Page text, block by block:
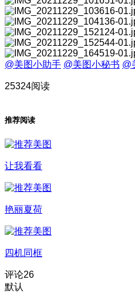
@美图小助手 @美图小秘书 @
25324阅读
推荐阅读
让我看看
艳丽夏荷
四机同框
评论26
默认